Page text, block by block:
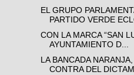
EL GRUPO
PARTIDO VERDE
CON LA MARCA “SAN
AYUNTAMIENTO D...
LA BANCADA
CONTRA DEL